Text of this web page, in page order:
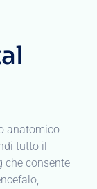
anatomico
tutto il
che consente